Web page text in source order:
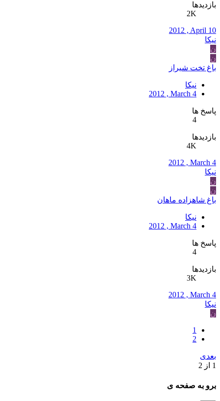
بازدیدها
2K
2012 , April 10
نیکا
ن
ن
باغ تخت شیراز
نیکا
2012 , March 4
پاسخ ها
4
بازدیدها
4K
2012 , March 4
نیکا
ن
ن
باغ شاهزاده ماهان
نیکا
2012 , March 4
پاسخ ها
4
بازدیدها
3K
2012 , March 4
نیکا
ن
1
2
بعدی
1 از 2
برو به صفحه ی